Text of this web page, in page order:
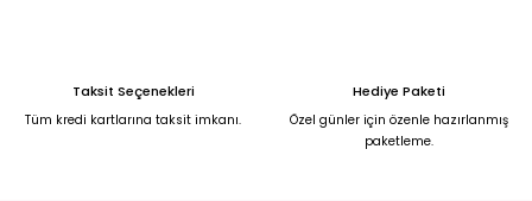
%46
PEMBE ANGORA KÜRK Standart YEŞİL ANGORA KÜRK Standart
Taksit Seçenekleri
Tüm kredi kartlarına taksit imkanı.
Hediye Paketi
Özel günler için özenle hazırlanmış
paketleme.